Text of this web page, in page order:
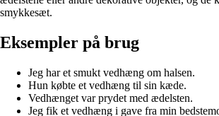
smykkesæt.
Eksempler på brug
Jeg har et smukt vedhæng om halsen.
Hun købte et vedhæng til sin kæde.
Vedhænget var prydet med ædelsten.
Jeg fik et vedhæng i gave fra min